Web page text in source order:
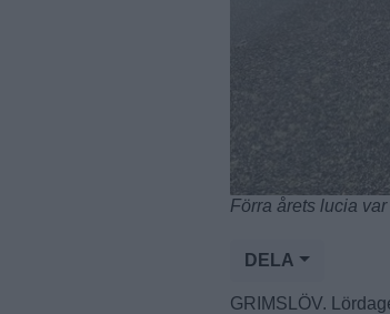
Förra årets lucia
DELA
GRIMSLÖV.